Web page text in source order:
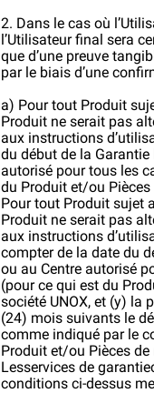
2. Dans le cas où
l’Utilisateur final sera
que d’une preuve
par le biais d’une
a) Pour tout Produit
Produit ne serait pas
aux instructions
du début de la
autorisé pour tous les
du Produit et/ou Pièces
Pour tout Produit sujet
Produit ne serait pas
aux instructions
compter de la date du
ou au Centre autorisé
(pour ce qui est du
société UNOX, et (y) la
(24) mois suivants le
comme indiqué par le
Produit et/ou Pièces
Lesservices de
conditions ci-dessus